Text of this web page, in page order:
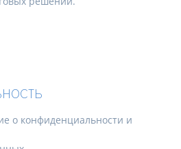
о конфиденциальности и